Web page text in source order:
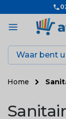
Home